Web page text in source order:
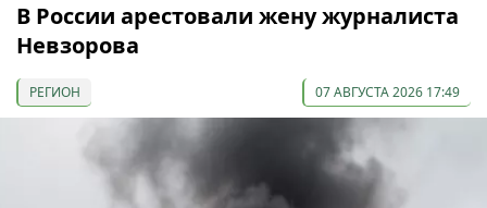
В России арестовали жену журналиста
Невзорова
РЕГИОН 07 АВГУСТА 2026 17:49